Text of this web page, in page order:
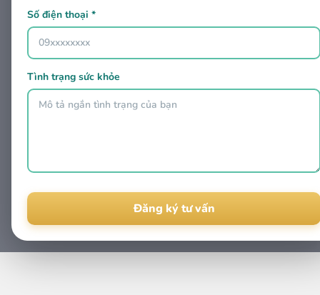
Số điện thoại *
Tình trạng sức khỏe
Alternative: